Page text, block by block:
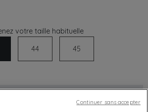
votre taille habituelle
44 45
Continuer sans accepter